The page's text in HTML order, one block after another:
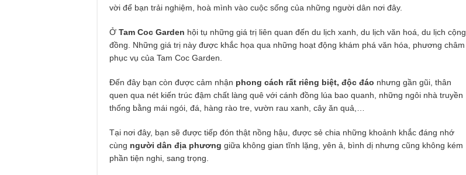
vời để bạn trải nghiệm, hoà mình vào cuộc sống của những người dân nơi đây.
Ở Tam Coc Garden hội tụ những giá trị liên quan đến du lịch xanh, du lịch văn hoá, du lịch cộng
đồng. Những giá trị này được khắc họa qua những hoạt động khám phá văn hóa, phương châm
phục vụ của Tam Coc Garden.
Đến đây bạn còn được cảm nhận phong cách rất riêng biệt, độc đáo nhưng gần gũi, thân
quen qua nét kiến trúc đậm chất làng quê với cánh đồng lúa bao quanh, những ngôi nhà truyền
thống bằng mái ngói, đá, hàng rào tre, vườn rau xanh, cây ăn quả,…
Tại nơi đây, bạn sẽ được tiếp đón thật nồng hậu, được sẻ chia những khoảnh khắc đáng nhớ
cùng người dân địa phương giữa không gian tĩnh lặng, yên ả, bình dị nhưng cũng không kém
phần tiện nghi, sang trọng.